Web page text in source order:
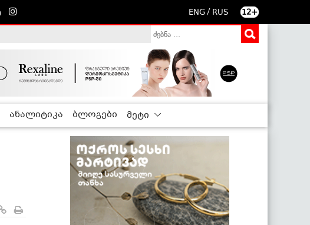
ENG / RUS 12+
ანალიტიკა ბლოგები მეტი